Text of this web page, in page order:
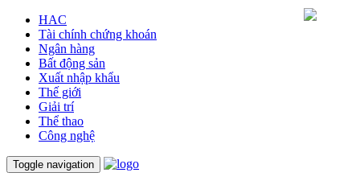
HAC
Tài chính chứng khoán
Ngân hàng
Bất động sản
Xuất nhập khẩu
Thế giới
Giải trí
Thể thao
Công nghệ
Toggle navigation